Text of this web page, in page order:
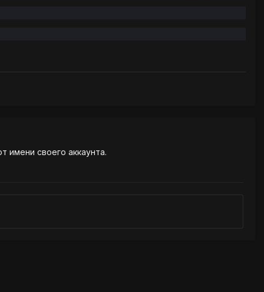
имени своего аккаунта.